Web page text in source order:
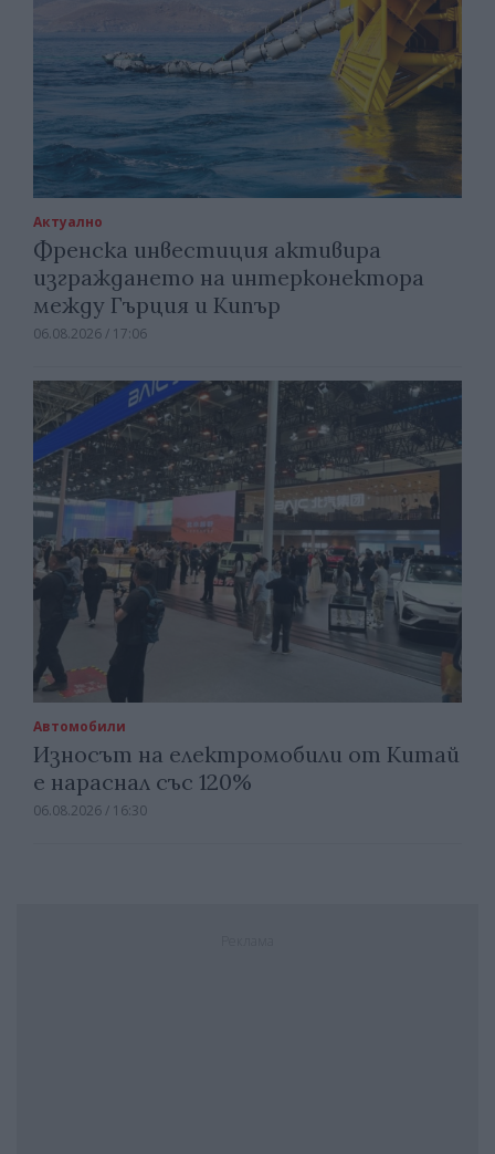
Актуално
Френска инвестиция активира
изграждането на интерконектора
между Гърция и Кипър
06.08.2026 / 17:06
Автомобили
Износът на електромобили от Китай
е нараснал със 120%
06.08.2026 / 16:30